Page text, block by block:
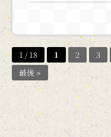
1 / 18 1 2 3
最後 »